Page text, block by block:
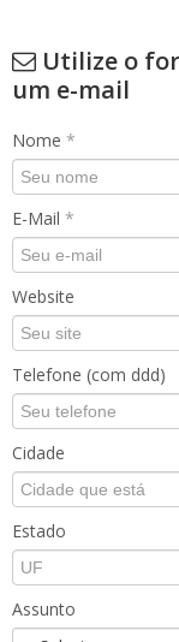
Utilize o
um e-mail
Nome *
E-Mail *
Website
Telefone (com ddd)
Cidade
Estado
Assunto